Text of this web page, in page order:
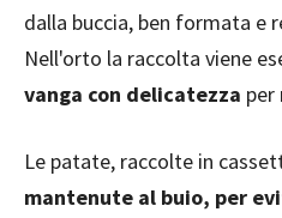
dalla buccia, ben formata e
Nell'orto la raccolta viene
vanga con delicatezza per
Le patate, raccolte in
mantenute al buio, per